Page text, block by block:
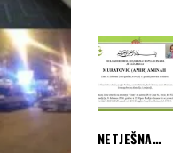
NETJEŠNA…